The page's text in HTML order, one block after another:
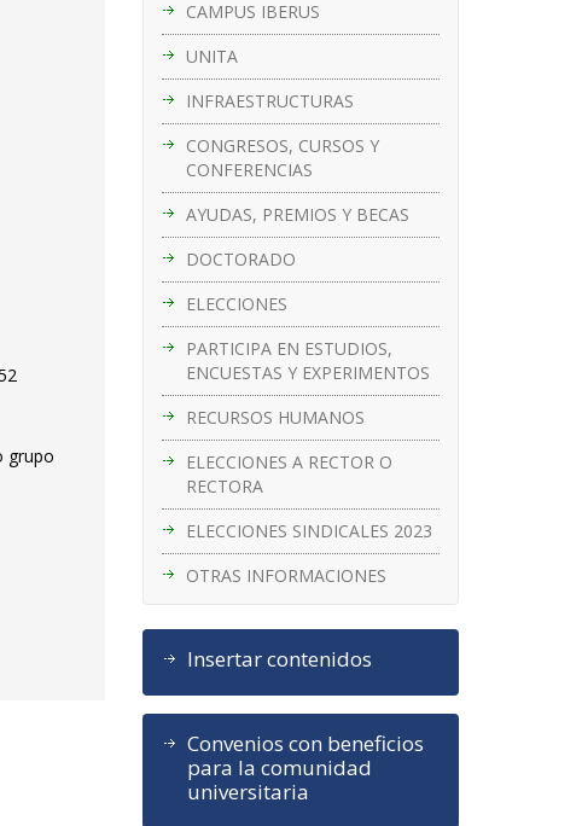
CAMPUS IBERUS
UNITA
INFRAESTRUCTURAS
CONGRESOS, CURSOS Y
CONFERENCIAS
AYUDAS, PREMIOS Y BECAS
DOCTORADO
ELECCIONES
PARTICIPA EN ESTUDIOS,
ENCUESTAS Y EXPERIMENTOS
RECURSOS HUMANOS
ELECCIONES A RECTOR O
RECTORA
ELECCIONES SINDICALES 2023
OTRAS INFORMACIONES
Insertar contenidos
Convenios con beneficios
para la comunidad
universitaria
grupo